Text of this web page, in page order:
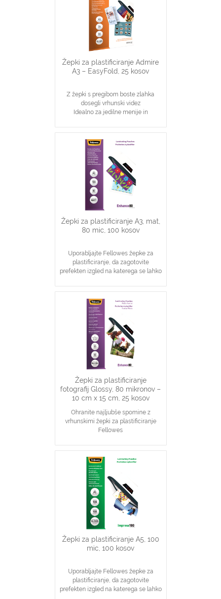
Žepki za plastificiranje Admire
A3 – EasyFold, 25 kosov
Z žepki s pregibom boste zlahka
dosegli vrhunski videz
Idealno za jedilne menije in
Pakiranje vsebuje 25 žepkov velikosti
Debelina: 80 mikronov
Žepki za plastificiranje A3, mat,
80 mic, 100 kosov
Uporabljajte Fellowes žepke za
plastificiranje, da zagotovite
prefekten izgled na katerega se lahko
Idealno za obvestila, slike
Zagotavljanje osnovne zaščite
dokumentov
Žepki za plastificiranje
fotografij Glossy, 80 mikronov –
10 cm x 15 cm, 25 kosov
Ohranite najljubše spomine z
vrhunskimi žepki za plastificiranje
Fellowes
Za fotografije velikosti 10 cm x 15 cm
in sijajni videz
Primerni za uporabo z vsemi
znamkami plastifikatorjev
Žepki za plastificiranje A5, 100
mic, 100 kosov
Uporabljajte Fellowes žepke za
plastificiranje, da zagotovite
prefekten izgled na katerega se lahko